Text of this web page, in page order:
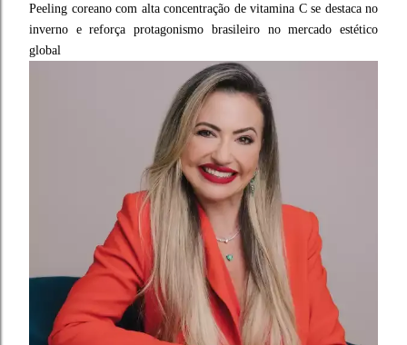
Peeling coreano com alta concentração de vitamina C se destaca no
inverno e reforça protagonismo brasileiro no mercado estético
global